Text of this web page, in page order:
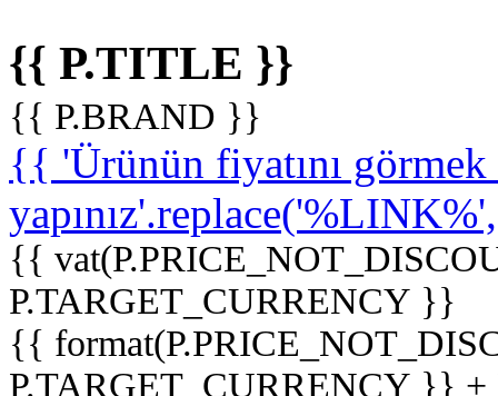
{{ P.TITLE }}
{{ P.BRAND }}
{{ 'Ürünün fiyatını
{{
P.TARGET_CURRENCY }}
{{
P.TARGET_CURRENCY }}